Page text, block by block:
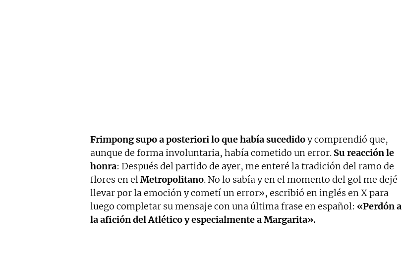
Frimpong supo a posteriori lo que había sucedidoy comprendió que,
aunque de forma involuntaria, había cometido un error. Su reacción le
honra: Después del partido de ayer, me enteré la tradición del ramo de
flores en elMetropolitano. No lo sabía y en el momento del gol me dejé
llevar por la emoción y cometí un error», escribió en inglés en X para
luego completar su mensaje con una última frase en español: «Perdón a
la afición del Atlético y especialmente a Margarita».